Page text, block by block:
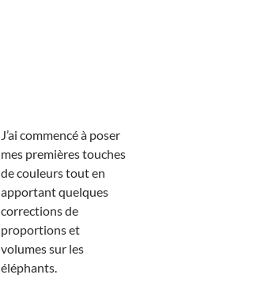
J’ai commencé à poser
mes premières touches
de couleurs tout en
apportant quelques
corrections de
proportions et
volumes sur les
éléphants.